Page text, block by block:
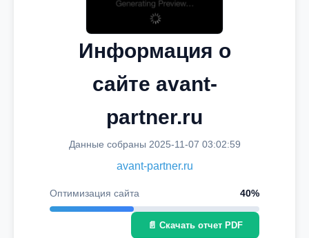
Информация о
сайте avant-
partner.ru
Данные собраны 2025-11-07 03:02:59
avant-partner.ru
Оптимизация сайта 40%
📄 Скачать отчет PDF